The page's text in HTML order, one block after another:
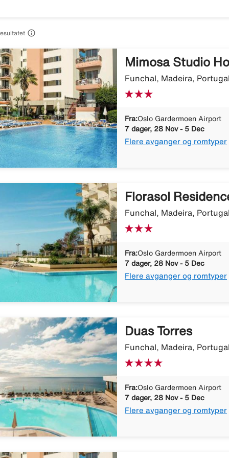

Mimosa Studio
Funchal, Madeira,
Fra:Oslo Gardermoen Airport
7 dager, 28 Nov - 5 Dec
Flere avganger og romtyper
Florasol
Funchal, Madeira,
Fra:Oslo Gardermoen Airport
7 dager, 28 Nov - 5 Dec
Flere avganger og romtyper
Duas Torres
Funchal, Madeira,
Fra:Oslo Gardermoen Airport
7 dager, 28 Nov - 5 Dec
Flere avganger og romtyper